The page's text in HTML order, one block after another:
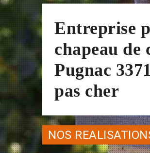
Entreprise
chapeau de
Pugnac
pas cher
NOS